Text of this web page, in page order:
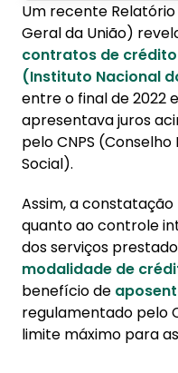
1. Relatório alega
INSS
2. Como diminuir a
empréstimo
2.1.
consignado
consignado
Um recente
Geral da União)
contratos de
(Instituto Nacional
entre o final de 2022
apresentava juros
pelo CNPS
Social).
Assim, a
quanto ao controle
dos serviços
modalidade de
benefício de
regulamentado pelo
limite máximo para as